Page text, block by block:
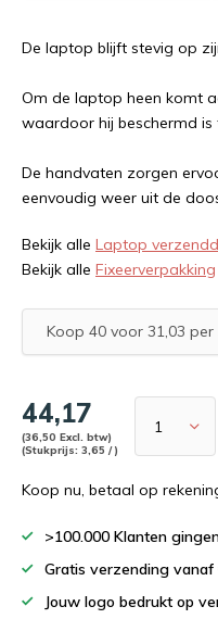
De laptop blijft stevig op
Om de laptop heen komt
waardoor hij beschermd is
De handvaten zorgen
eenvoudig weer uit de
Bekijk alle Laptop
Bekijk alle Fixeerverpakking
Koop 40 voor 31,03
44,17
(36,50 Excl. btw)
(Stukprijs: 3,65 / )
Koop nu, betaal op
>100.000 Klanten
Gratis verzending vanaf
Jouw logo bedrukt op